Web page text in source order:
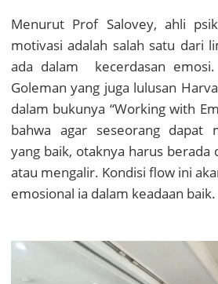
Menurut Prof Salovey, ahli
motivasi adalah salah satu dari
ada dalam kecerdasan emosi.
Goleman yang juga lulusan
dalam bukunya “Working with
bahwa agar seseorang dapat
yang baik, otaknya harus berada
atau mengalir. Kondisi flow ini
emosional ia dalam keadaan baik.